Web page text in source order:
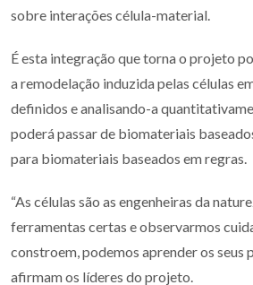
sobre interações célula-material.
É esta integração que torna o projeto
a remodelação induzida pelas células
definidos e analisando-a
poderá passar de biomateriais
para biomateriais baseados em regras.
“As células são as engenheiras da
ferramentas certas e observarmos
constroem, podemos aprender os seus
afirmam os líderes do projeto.